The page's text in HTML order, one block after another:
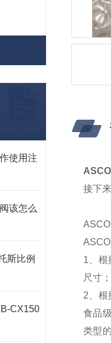
使用注
该怎么
斯比例
CX150
接下
1、根
尺寸
2、根
食品
类型